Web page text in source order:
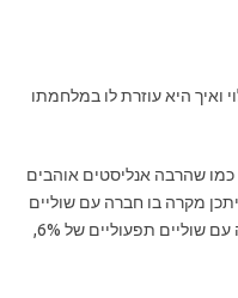
ואיך היא עוזרת לו במלחמתו
שהרבה אנליסטים אוהבים
מקרה בו חברה עם שוליים
תפעוליים של 4% תהיה יעילה יותר מחברה עם שוליים תפעוליים של 6%,